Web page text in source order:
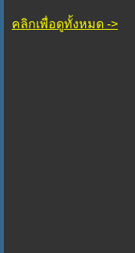
คลิกเพื่อดูทั้งหมด ->